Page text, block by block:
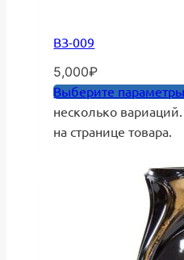
ВЗ-009
5,000₽
Выберите
несколько
на странице товара.